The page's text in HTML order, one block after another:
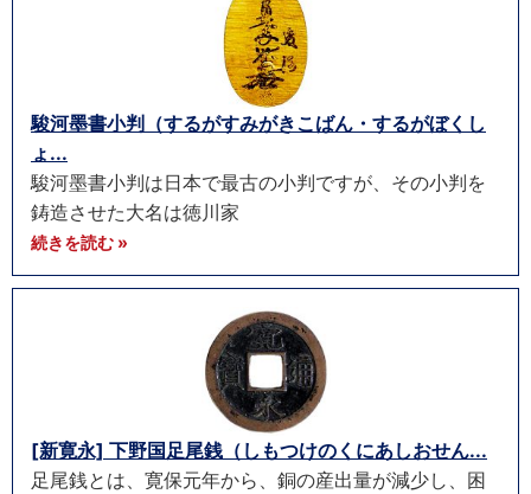
駿河墨書小判（するがすみがきこばん・するがぼくし
ょ...
駿河墨書小判は日本で最古の小判ですが、その小判を
鋳造させた大名は徳川家
続きを読む »
[新寛永] 下野国足尾銭（しもつけのくにあしおせん...
足尾銭とは、寛保元年から、銅の産出量が減少し、困